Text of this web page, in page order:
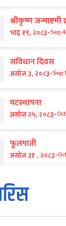
श्रीकृष्ण जन्माष्टमी
भाद्र १९, २०८३-Sep
संविधान दिवस
असोज ३, २०८३-Sep
घटस्थापना
असोज २५, २०८३-
फूलपाती
असोज ३१ , २०८३-
कार्तिक सङ्क्रान्ति
कार्तिक १, २०८३